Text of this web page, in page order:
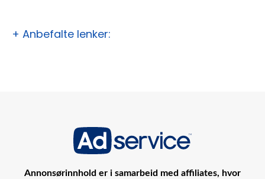
+ Anbefalte lenker:
Annonsørinnhold er i samarbeid med affiliates, hvor